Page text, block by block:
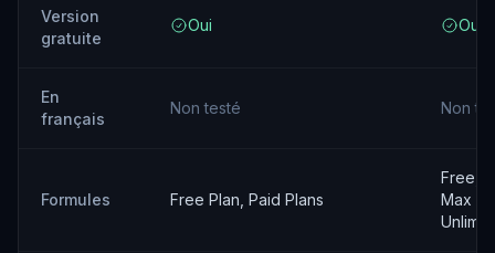
Version
gratuite
Oui Oui
En
français
Non testé Non
Formules Free Plan, Paid Plans
Free,
Max -